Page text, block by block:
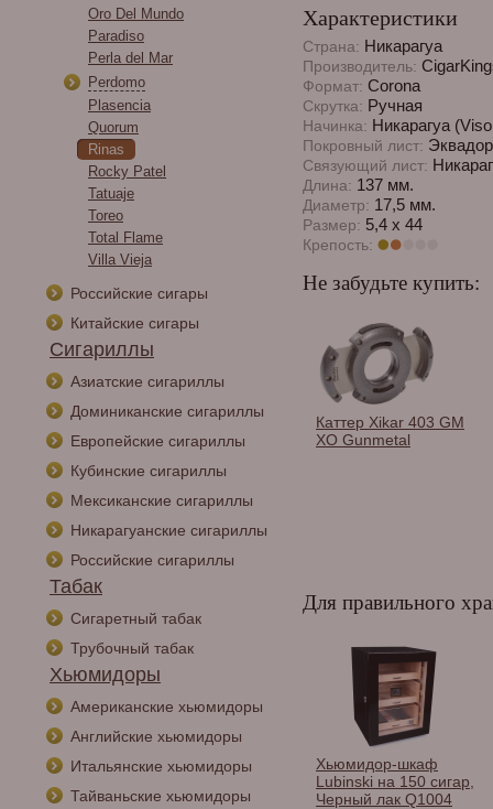
Oro Del Mundo
Paradiso
Perla del Mar
Perdomo
Plasencia
Quorum
Rinas
Rocky Patel
Tatuaje
Toreo
Total Flame
Villa Vieja
Российские сигары
Китайские сигары
Сигариллы
Азиатские сигариллы
Доминиканские сигариллы
Европейские сигариллы
Кубинские сигариллы
Мексиканские сигариллы
Никарагуанские сигариллы
Российские сигариллы
Табак
Сигаретный табак
Трубочный табак
Хьюмидоры
Американские хьюмидоры
Английские хьюмидоры
Итальянские хьюмидоры
Тайваньские хьюмидоры
Характеристики
Страна: Никарагуа
Производитель:
Формат: Corona
Скрутка: Ручная
Начинка: Никарагуа
Покровный лист:
Связующий лист:
Длина: 137 мм.
Диаметр: 17,5 мм.
Размер: 5,4 х 44
Крепость:
Не забудьте купить:
Спички сигарные
Habanos в
Каттер Xikar 403 GM
XO Gunmetal
Для правильного
Хьюмидор Aficionado
Хьюмидор-шкаф
Lubinski на 150 сигар,
Черный лак Q1004